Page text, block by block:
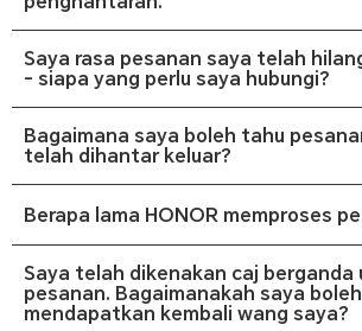
Sila pastikan e-mel atau nombor telefon anda
mel spam. Atau anda boleh menghubungi pasukan
HONOR untuk bantuan.
Saya rasa pesanan saya telah
- siapa yang perlu saya hubungi?
Sila hubungiDHLuntuk mengesahkan status
Bagaimana saya boleh tahu
telah dihantar keluar?
HONOR akan menghantar e-mel pemberitahuan
memaklumkan anda apabila pesanan anda telah
anda boleh klik JEJAK PESANAN di laman web
menyemak status pesanan anda.
Berapa lama HONOR memproses
Lazimnya, kami akan memproses pesanan anda
hari bekerja, dan proses ini akan terjejas semasa
force majeure.
Saya telah dikenakan caj berganda
pesanan. Bagaimanakah saya boleh
mendapatkan kembali wang saya?